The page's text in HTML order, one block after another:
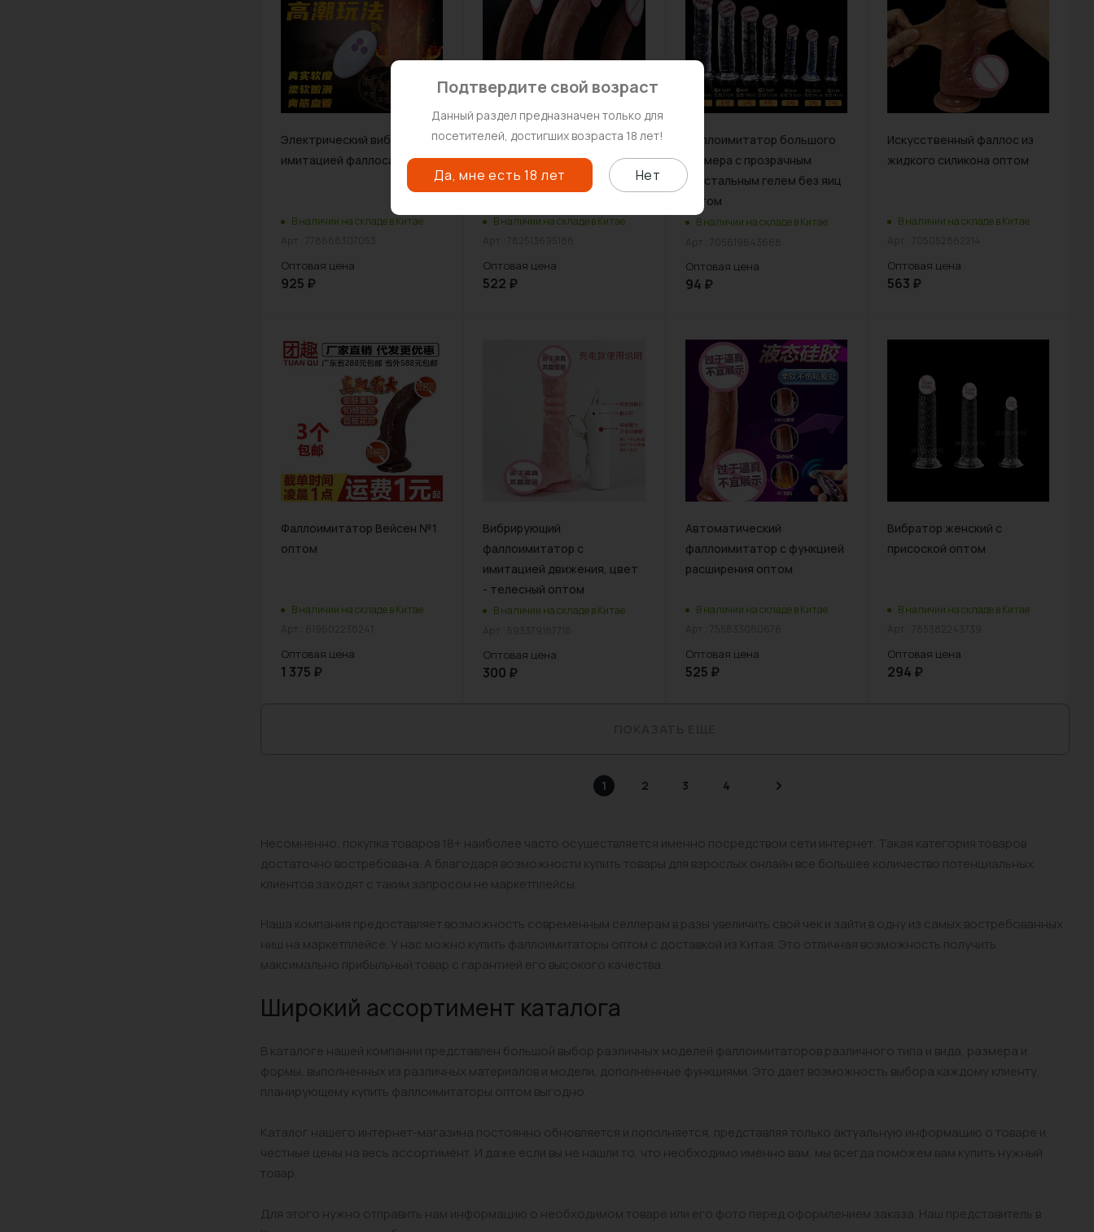
Электрический вибратор с
имитацией фаллоса оптом
В наличии на складе в Китае
Оптовая цена
925 ₽
Женский фаллоимитатор из
жидкого силикона оптом
В наличии на складе в Китае
Оптовая цена
522 ₽
Фаллоимитатор большого
размера с прозрачным
кристальным гелем без яиц
оптом
В наличии на складе в Китае
Оптовая цена
94 ₽
Искусственный фаллос из
жидкого силикона оптом
В наличии на складе в Китае
Оптовая цена
563 ₽
Фаллоимитатор Вейсен №1
оптом
В наличии на складе в Китае
Оптовая цена
1 375 ₽
Вибрирующий
фаллоимитатор с
имитацией движения, цвет
- телесный оптом
В наличии на складе в Китае
Оптовая цена
300 ₽
Автоматический
фаллоимитатор с функцией
расширения оптом
В наличии на складе в Китае
Оптовая цена
525 ₽
Вибратор женский с
присоской оптом
В наличии на складе в Китае
Оптовая цена
294 ₽
1 2 3 4
Несомненно, покупка товаров 18+ наиболее часто осуществляется именно посредством сети интернет. Такая категория товаров
достаточно востребована. А благодаря возможности купить товары для взрослых онлайн все большее количество потенциальных
клиентов заходят с таким запросом не маркетплейсы.
Наша компания предоставляет возможность современным селлерам в разы увеличить свой чек и зайти в одну из самых востребованных
ниш на маркетплейсе. У нас можно купить фаллоимитаторы оптом с доставкой из Китая. Это отличная возможность получить
максимально прибыльный товар с гарантией его высокого качества.
Широкий ассортимент каталога
В каталоге нашей компании представлен большой выбор различных моделей фаллоимитаторов различного типа и вида, размера и
формы, выполненных из различных материалов и модели, дополненные функциями. Это дает возможность выбора каждому клиенту,
планирующему купить фаллоимитаторы оптом выгодно.
Каталог нашего интернет-магазина постоянно обновляется и пополняется, представляя только актуальную информацию о товаре и
честные цены на весь ассортимент. И даже если вы не нашли то, что необходимо именно вам, мы всегда поможем вам купить нужный
товар.
Для этого нужно отправить нам информацию о необходимом товаре или его фото перед оформлением заказа. Наш представитель в
Подтвердите свой возраст
Данный раздел предназначен только для
посетителей, достигших возраста 18 лет!
Да, мне есть 18 лет Нет